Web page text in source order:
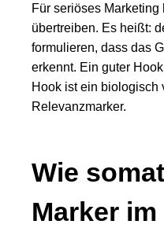
Für seriöses
übertreiben. Es heißt:
formulieren, dass das
erkennt. Ein guter
Hook ist ein biologisch
Relevanzmarker.
Wie
Marker